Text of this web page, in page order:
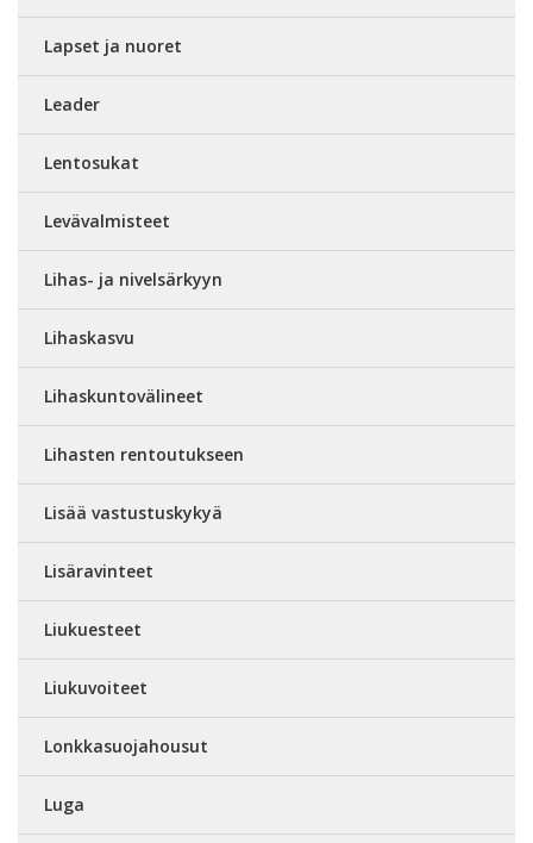
Lapset ja nuoret
Leader
Lentosukat
Levävalmisteet
Lihas- ja nivelsärkyyn
Lihaskasvu
Lihaskuntovälineet
Lihasten rentoutukseen
Lisää vastustuskykyä
Lisäravinteet
Liukuesteet
Liukuvoiteet
Lonkkasuojahousut
Luga